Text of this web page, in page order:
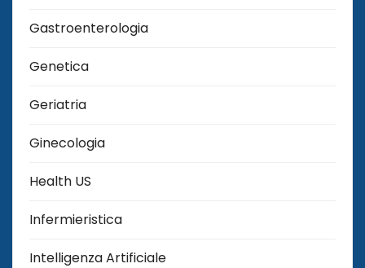
Gastroenterologia
Genetica
Geriatria
Ginecologia
Health US
Infermieristica
Intelligenza Artificiale